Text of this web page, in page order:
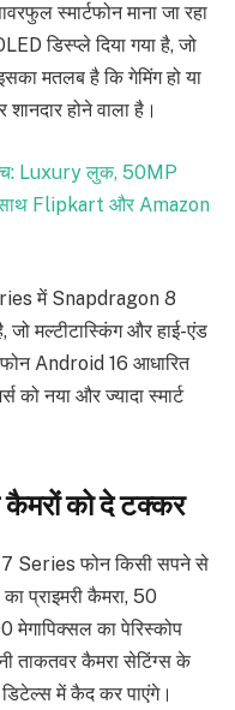
स्मार्टफोन माना जा रहा
डिस्प्ले दिया गया है, जो
मतलब है कि गेमिंग हो या
होने वाला है।
Luxury लुक, 50MP
Flipkart और Amazon
में Snapdragon 8
मल्टीटास्किंग और हाई-एंड
Android 16 आधारित
नया और ज्यादा स्मार्ट
को दे टक्कर
Series फोन किसी सपने से
प्राइमरी कैमरा, 50
मेगापिक्सल का पेरिस्कोप
ताकतवर कैमरा सेटिंग्स के
डिटेल्स में कैद कर पाएंगे।